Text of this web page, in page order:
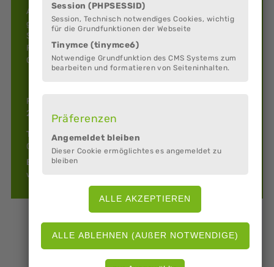
Session (PHPSESSID)
Session, Technisch notwendiges Cookies, wichtig
für die Grundfunktionen der Webseite
Tinymce (tinymce6)
Notwendige Grundfunktion des CMS Systems zum
bearbeiten und formatieren von Seiteninhalten.
Präferenzen
Angemeldet bleiben
Dieser Cookie ermöglichtes es angemeldet zu
bleiben
Am ehemaligen Fähranleger beim Dedesdorfer Strand
gelegen, haben wir jeden Tag geöffnet: Montag bis
Samstag von 14 bis 19 Uhr sowie an Sonn- und
Feiertagen von 11 bis 19 Uhr - bei schönem Wetter und
Gästen bis Sonnenuntergang.
Fährstraße
27612 Loxstedt (Dedesdorf)
Telefon:
0152 37383551
E-Mail:
weserperle@mail.de